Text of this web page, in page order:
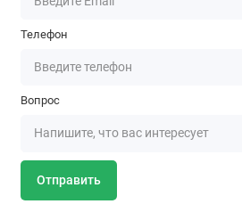
Телефон
Вопрос
Отправить